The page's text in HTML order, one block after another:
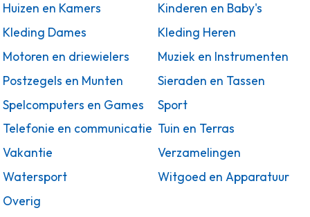
Huizen en Kamers
Kinderen en Baby's
Kleding Dames
Kleding Heren
Motoren en driewielers
Muziek en Instrumenten
Postzegels en Munten
Sieraden en Tassen
Spelcomputers en Games
Sport
Telefonie en communicatie Tuin en Terras
Vakantie
Verzamelingen
Watersport
Witgoed en Apparatuur
Overig